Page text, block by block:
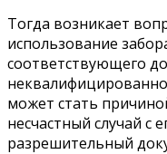
Тогда возникает
использование
соответствующего
может стать
несчастный случай с
разрешительный